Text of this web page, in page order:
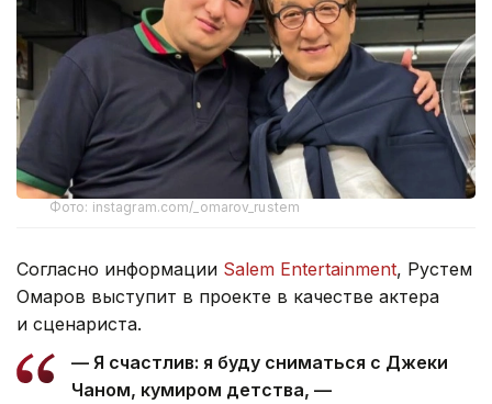
Фото: instagram.com/_omarov_rustem
Согласно информации Salem Entertainment, Рустем
Омаров выступит в проекте в качестве актера
и сценариста.
— Я счастлив: я буду сниматься с Джеки
Чаном, кумиром детства, —